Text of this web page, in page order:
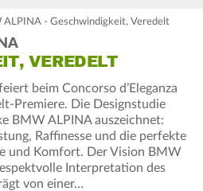
ALPINA - Geschwindigkeit, Veredelt
VEREDELT
beim Concorso d’Eleganza
Premiere. Die Designstudie
BMW ALPINA auszeichnet:
Raffinesse und die perfekte
und Komfort. Der Vision BMW
Interpretation des
von einer…